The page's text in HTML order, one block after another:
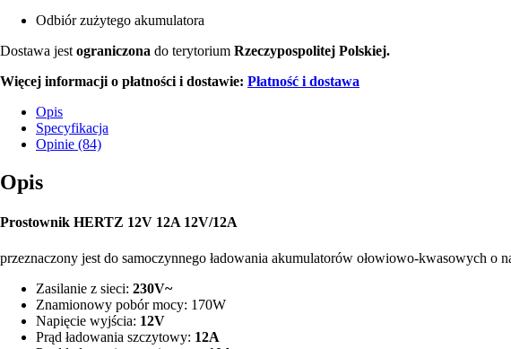
Odbiór zużytego akumulatora
Dostawa jest ograniczona do terytorium Rzeczypospolitej Polskiej.
Więcej informacji o płatności i dostawie: Płatność i dostawa
Opis
Specyfikacja
Opinie (84)
Opis
Prostownik HERTZ 12V 12A 12V/12A
przeznaczony jest do samoczynnego ładowania akumulatorów ołowiowo-kwasowych
Zasilanie z sieci: 230V~
Znamionowy pobór mocy: 170W
Napięcie wyjścia: 12V
Prąd ładowania szczytowy: 12A